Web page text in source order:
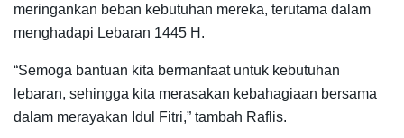
meringankan beban kebutuhan mereka, terutama dalam
menghadapi Lebaran 1445 H.
“Semoga bantuan kita bermanfaat untuk kebutuhan
lebaran, sehingga kita merasakan kebahagiaan bersama
dalam merayakan Idul Fitri,” tambah Raflis.